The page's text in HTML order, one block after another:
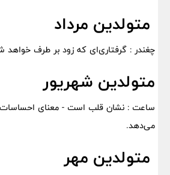
متولدین مرداد
چغندر : گرفتاری‌ای که زود بر طرف خواهد
متولدین شهریور
ساعت : نشان قلب است - معنای احساسات
می‌دهد.
متولدین مهر